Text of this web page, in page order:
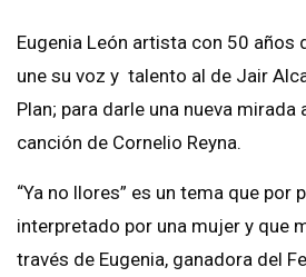
Eugenia León artista con 50 años
une su voz y talento al de Jair
Plan; para darle una nueva mirada
canción de Cornelio Reyna.
“Ya no llores” es un tema que por
interpretado por una mujer y que
través de Eugenia, ganadora del